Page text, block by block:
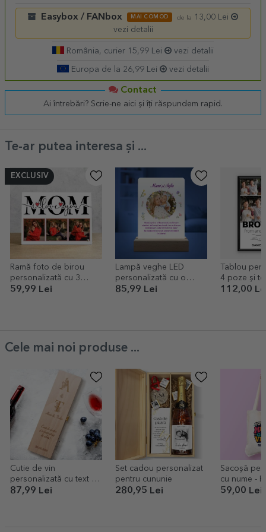
Easybox / FANbox MAI COMOD de la
13,00 Lei
vezi detalii
România, curier 15,99 Lei vezi detalii
Europa de la 26,99 Lei vezi detalii
Contact
Ai întrebări? Scrie-ne aici și îți răspundem rapid.
Te-ar putea interesa și ...
EXCLUSIV
Ramă foto de birou
personalizată cu 3
poze - Mom
59,99 Lei
Lampă veghe LED
personalizată cu o
poză și text - Primăvară
85,99 Lei
Tablou
4 poze și
bump
112,00
Cele mai noi produse ...
Cutie de vin
personalizată cu text și
inițiale - Floral
87,99 Lei
Set cadou personalizat
pentru cununie
280,95 Lei
Sacoșă
cu nume -
59,00 Lei